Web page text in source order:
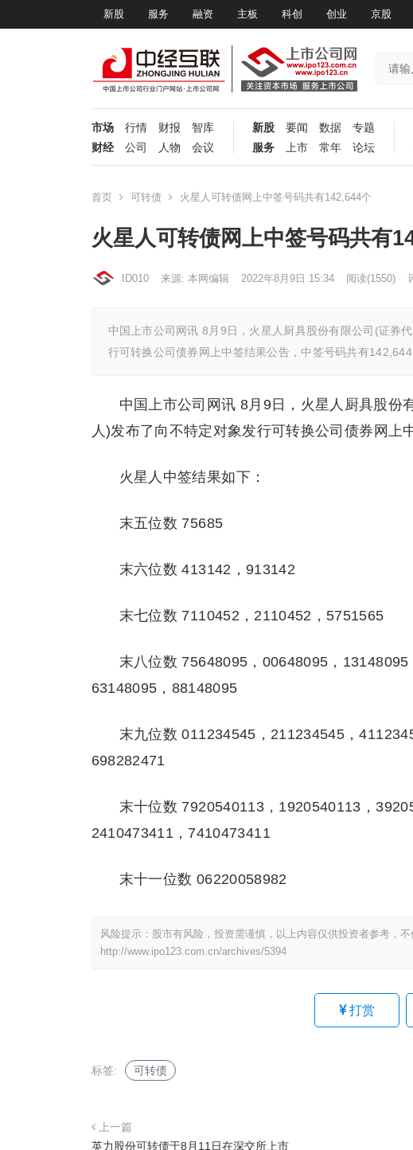
新股 服务 融资 主板 科创 创业 京股
市场 行情 财报
智库
财经
公司 人物 会议
新股 要闻 数据
专题
服务
上市 常年 论坛
首页 可转债 火星人可转债网上中签号码共有142,644个
火星人可转债网上中签号码共有
ID010 来源: 本网编辑 2022年8月9日 15:34 阅读(1550)
中国上市公司网讯 8月9日，火星人厨具股份有限公司(证券
行可转换公司债券网上中签结果公告，中签号码共有
中国上市公司网讯 8月9日，火星人厨具股份
人)发布了向不特定对象发行可转换公司债券网上
火星人中签结果如下：
末五位数 75685
末六位数 413142，913142
末七位数 7110452，2110452，5751565
末八位数 75648095，00648095，
63148095，88148095
末九位数 011234545，211234545，
698282471
末十位数 7920540113，1920540113，
2410473411，7410473411
末十一位数 06220058982
风险提示：股市有风险，投资需谨慎，以上内容仅供投资者参考，
http://www.ipo123.com.cn/archives/5394
打赏
标签: 可转债
上一篇
英力股份可转债于8月11日在深交所上市